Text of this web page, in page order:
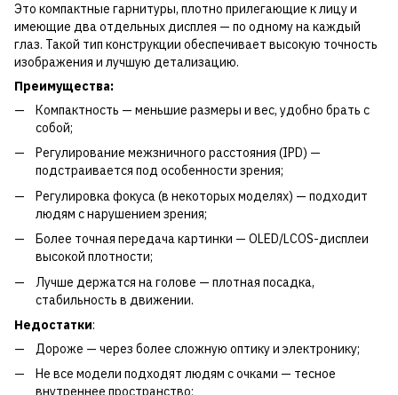
Это компактные гарнитуры, плотно прилегающие к лицу и
имеющие два отдельных дисплея — по одному на каждый
глаз. Такой тип конструкции обеспечивает высокую точность
изображения и лучшую детализацию.
Преимущества:
Компактность — меньшие размеры и вес, удобно брать с
собой;
Регулирование межзничного расстояния (IPD) —
подстраивается под особенности зрения;
Регулировка фокуса (в некоторых моделях) — подходит
людям с нарушением зрения;
Более точная передача картинки — OLED/LCOS-дисплеи
высокой плотности;
Лучше держатся на голове — плотная посадка,
стабильность в движении.
Недостатки:
Дороже — через более сложную оптику и электронику;
Не все модели подходят людям с очками — тесное
внутреннее пространство;